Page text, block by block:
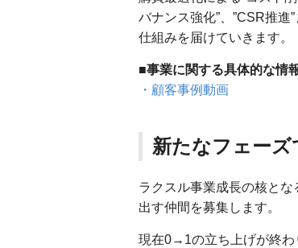
バナンス強化”、”CSR推
仕組みを届けていきます。
■事業に関する具体的な情
・顧客事例動画
新たなフェー
ラクスル事業成長の核と
出す仲間を募集します。
現在0→1の立ち上げが終わ